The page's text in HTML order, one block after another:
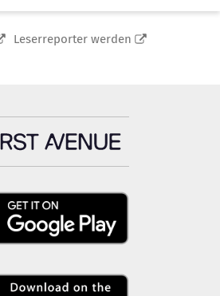
Leserreporter werden